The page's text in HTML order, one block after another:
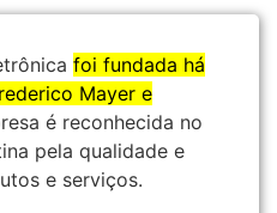
foi fundada há
Mayer e
é reconhecida no
pela qualidade e
e serviços.